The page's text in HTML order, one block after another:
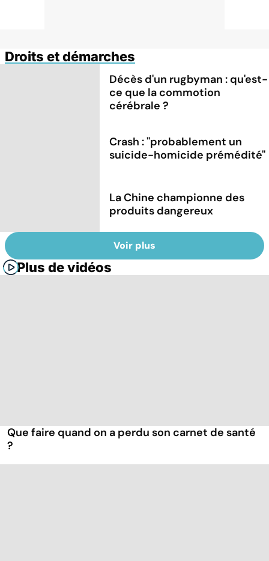
Droits et démarches
Décès d'un rugbyman : qu'est-
ce que la commotion
cérébrale ?
Crash : ''probablement un
suicide-homicide prémédité''
La Chine championne des
produits dangereux
Voir plus
Plus de vidéos
Que faire quand on a perdu son carnet de santé
?